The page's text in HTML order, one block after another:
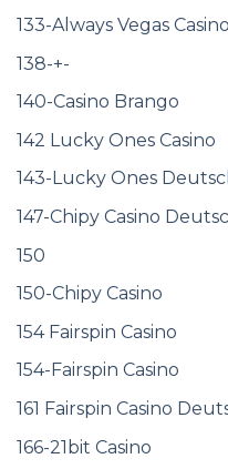
133-Always Vegas
138-+-
140-Casino Brango
142 Lucky Ones Casino
143-Lucky Ones
147-Chipy Casino
150
150-Chipy Casino
154 Fairspin Casino
154-Fairspin Casino
161 Fairspin Casino
166-21bit Casino